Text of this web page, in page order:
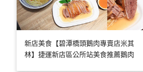
新店美食【碧潭橋頭鵝肉專賣店米其
林】捷運新店區公所站美食推薦鵝肉